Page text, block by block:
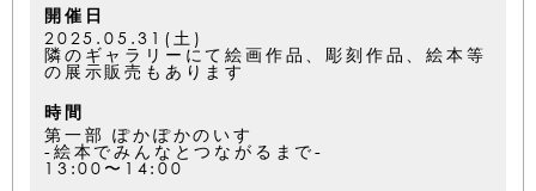
開催日
2025.05.31(土)
隣のギャラリーにて絵画作品、彫刻作品、絵本等
の展示販売もあります
時間
第一部 ぽかぽかのいす
-絵本でみんなとつながるまで-
13:00〜14:00